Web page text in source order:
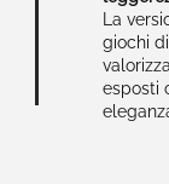
La
giochi
esposti